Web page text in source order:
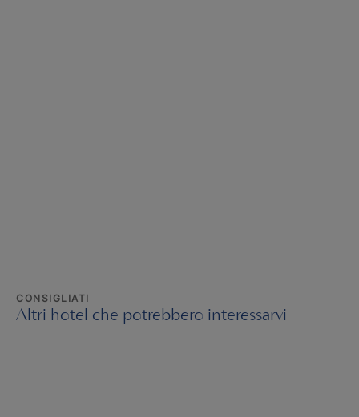
CONSIGLIATI
Altri hotel che potrebbero interessarvi